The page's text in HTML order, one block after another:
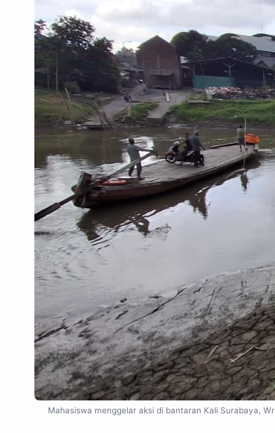
Mahasiswa menggelar aksi di bantaran Kali Surabaya,